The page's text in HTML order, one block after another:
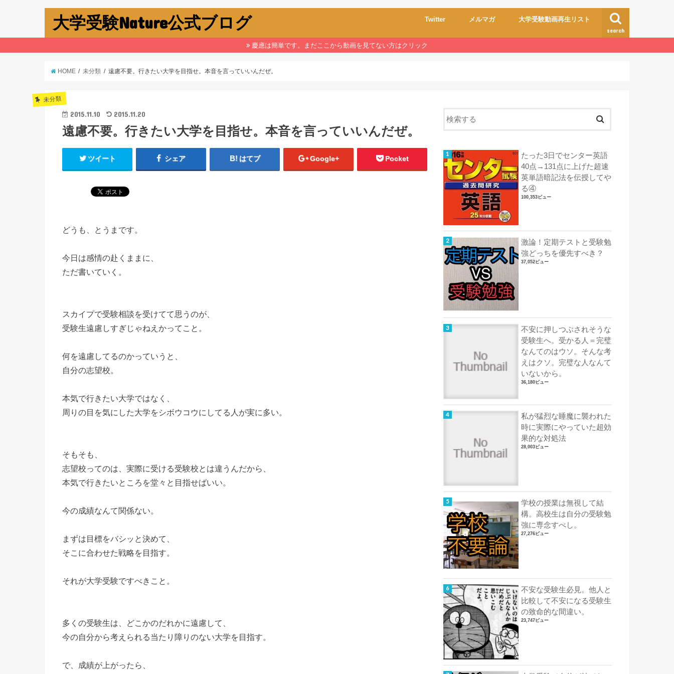
大学受験Nature公式ブログ search
Twitter メルマガ 大学受験動画再生リスト
慶應は簡単です。まだここから動画を見てない方はクリック
HOME 未分類 遠慮不要。行きたい大学を目指せ。本音を言っていいんだぜ。
未分類
2015.11.10 2015.11.20
遠慮不要。行きたい大学を目指せ。本音を言っていいんだぜ。
ツイート シェア はてブ Google+ Pocket
どうも、とうまです。
今日は感情の赴くままに、
ただ書いていく。
スカイプで受験相談を受けてて思うのが、
受験生遠慮しすぎじゃねえかってこと。
何を遠慮してるのかっていうと、
自分の志望校。
本気で行きたい大学ではなく、
周りの目を気にした大学をシボウコウにしてる人が実に多い。
そもそも、
志望校ってのは、実際に受ける受験校とは違うんだから、
本気で行きたいところを堂々と目指せばいい。
今の成績なんて関係ない。
まずは目標をバシッと決めて、
そこに合わせた戦略を目指す。
それが大学受験ですべきこと。
多くの受験生は、どこかのだれかに遠慮して、
今の自分から考えられる当たり障りのない大学を目指す。
で、成績が上がったら、
たった3日でセンター英語
40点→131点に上げた超速
英単語暗記法を伝授してや
る④
100,353ビュー
激論！定期テストと受験勉
強どっちを優先すべき？
37,052ビュー
不安に押しつぶされそうな
受験生へ。受かる人＝完璧
なんてのはウソ。そんな考
えはクソ。完璧な人なんて
いないから。
36,180ビュー
私が猛烈な睡魔に襲われた
時に実際にやっていた超効
果的な対処法
28,003ビュー
学校の授業は無視して結
構。高校生は自分の受験勉
強に専念すべし。
27,276ビュー
不安な受験生必見。他人と
比較して不安になる受験生
の致命的な間違い。
23,747ビュー